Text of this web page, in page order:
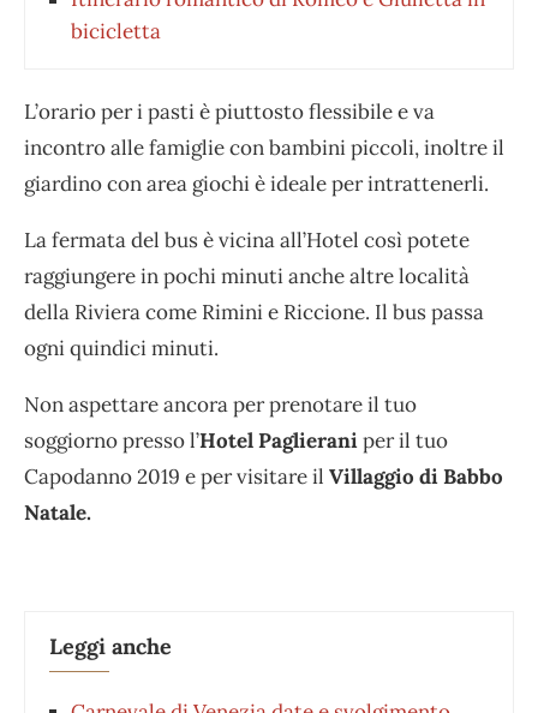
bicicletta
L’orario per i pasti è piuttosto flessibile e va
incontro alle famiglie con bambini piccoli, inoltre il
giardino con area giochi è ideale per intrattenerli.
La fermata del bus è vicina all’Hotel così potete
raggiungere in pochi minuti anche altre località
della Riviera come Rimini e Riccione. Il bus passa
ogni quindici minuti.
Non aspettare ancora per prenotare il tuo
soggiorno presso l’Hotel Paglieraniper il tuo
Capodanno 2019 e per visitare il Villaggio di Babbo
Natale.
Leggi anche